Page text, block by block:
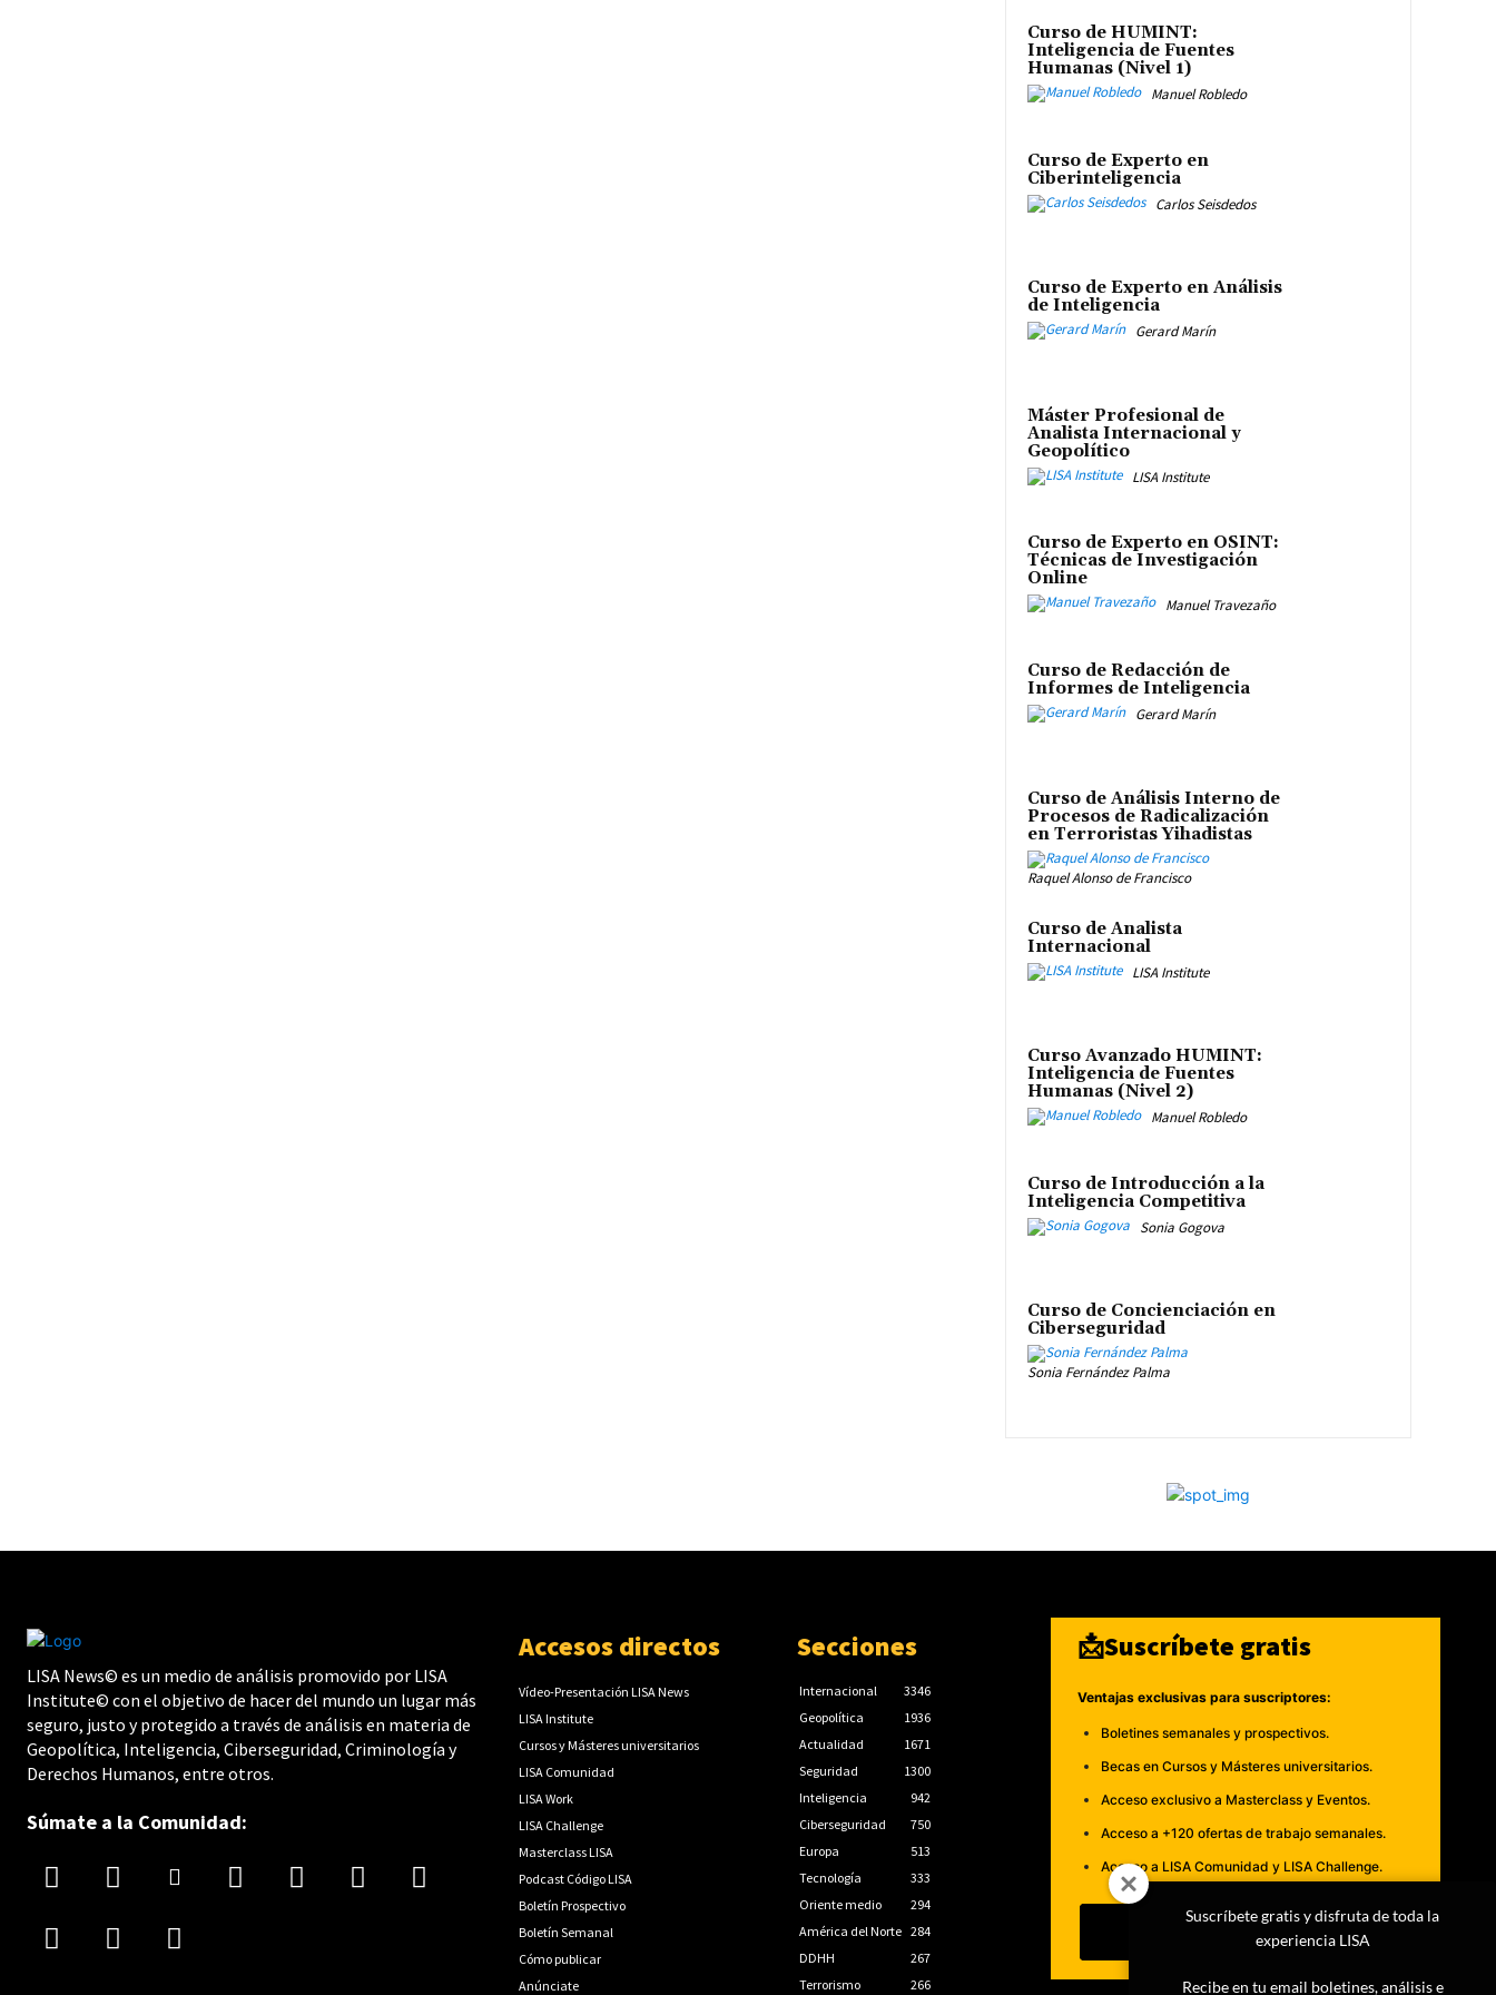
Curso de HUMINT:
Inteligencia de Fuentes
Humanas (Nivel 1)
Manuel Robledo
Curso de Experto en
Ciberinteligencia
Carlos Seisdedos
Curso de Experto en Análisis
de Inteligencia
Gerard Marín
Máster Profesional de
Analista Internacional y
Geopolítico
LISA Institute
Curso de Experto en OSINT:
Técnicas de Investigación
Online
Manuel Travezaño
Curso de Redacción de
Informes de Inteligencia
Gerard Marín
Curso de Análisis Interno de
Procesos de Radicalización
en Terroristas Yihadistas
Raquel Alonso de Francisco
Curso de Analista
Internacional
LISA Institute
Curso Avanzado HUMINT:
Inteligencia de Fuentes
Humanas (Nivel 2)
Manuel Robledo
Curso de Introducción a la
Inteligencia Competitiva
Sonia Gogova
Curso de Concienciación en
Ciberseguridad
Sonia Fernández Palma
LISA News© es un medio de análisis promovido por LISA
Institute© con el objetivo de hacer del mundo un lugar más
seguro, justo y protegido a través de análisis en materia de
Geopolítica, Inteligencia, Ciberseguridad, Criminología y
Derechos Humanos, entre otros.
Súmate a la Comunidad:
Accesos directos
Vídeo-Presentación LISA News
LISA Institute
Cursos y Másteres universitarios
LISA Comunidad
LISA Work
LISA Challenge
Masterclass LISA
Podcast Código LISA
Boletín Prospectivo
Boletín Semanal
Cómo publicar
Anúnciate
Secciones
Internacional
3346
Geopolítica
1936
Actualidad
1671
Seguridad
1300
Inteligencia
942
Ciberseguridad
750
Europa
513
Tecnología
333
Oriente medio
294
América del Norte 284
DDHH
267
Terrorismo
266
📩Suscríbete gratis
Ventajas exclusivas para suscriptores:
Boletines semanales y prospectivos.
Becas en Cursos y Másteres universitarios.
Acceso exclusivo a Masterclass y Eventos.
Acceso a +120 ofertas de trabajo semanales.
Acceso a LISA Comunidad y LISA Challenge.
Suscribirme
Suscríbete gratis y disfruta de toda la
experiencia LISA
Recibe en tu email boletines, análisis e